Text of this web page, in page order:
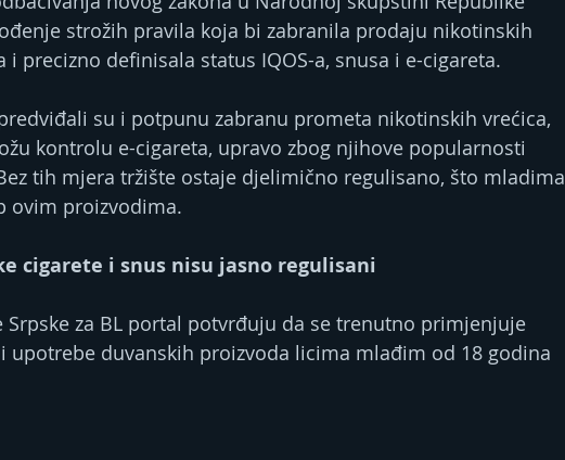
strožih pravila koja bi zabranila prodaju nikotinskih
precizno definisala status IQOS-a, snusa i e-cigareta.
su i potpunu zabranu prometa nikotinskih vrećica,
kontrolu e-cigareta, upravo zbog njihove popularnosti
tih mjera tržište ostaje djelimično regulisano, što mladima
ovim proizvodima.
cigarete i snus nisu jasno regulisani
Srpske za BL portal potvrđuju da se trenutno primjenjuje
upotrebe duvanskih proizvoda licima mlađim od 18 godina